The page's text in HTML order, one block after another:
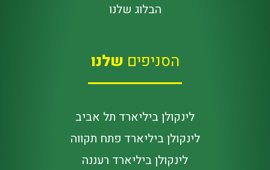
הבלוג שלנו
הסניפים שלנו
לינקולן ביליארד תל אביב
לינקולן ביליארד פתח תקווה
לינקולן ביליארד רעננה